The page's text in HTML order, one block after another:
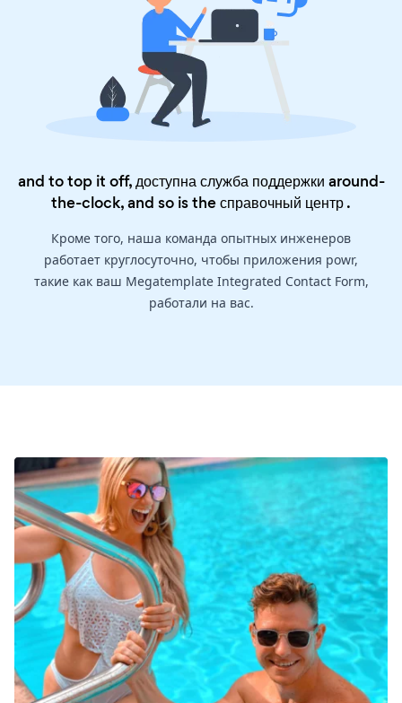
and to top it off, доступна служба поддержки around-
the-clock, and so is theсправочный центр.
Кроме того, наша команда опытных инженеров
работает круглосуточно, чтобы приложения powr,
такие как ваш Megatemplate Integrated Contact Form,
работали на вас.